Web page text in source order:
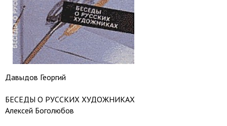
Давыдов Георгий
БЕСЕДЫ О РУССКИХ ХУДОЖНИКАХ
Алексей Боголюбов